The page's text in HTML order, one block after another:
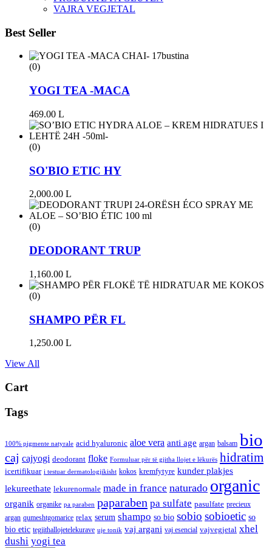
VAJRA VEGJETAL
Best Seller
(0)
YOGI TEA -MACA
469.00 L
(0)
SO'BIO ETIC HY
2,000.00 L
(0)
DEODORANT TRUP
1,160.00 L
(0)
SHAMPO PËR FL
1,250.00 L
View All
Cart
Tags
100% pigmente natyrale acid hyaluronic aloe vera anti age argan balsam bio
caj cajyogi deodorant floke Formuluar për të gjitha llojet e lëkurës hidratim
icertifikuar i testuar dermatologjikisht kokos kremfytyre kunder plakjes
lekureethate lekurenormale made in france naturado organic
organik organike pa paraben paparaben pa sulfate pasulfate precieux
argan qumeshtgomarice relax serum shampo so bio sobio sobioetic so
bio etic tegjithallojetelekurave uje tonik vaj argani vaj esencial vajvegjetal xhel
dushi yogi tea